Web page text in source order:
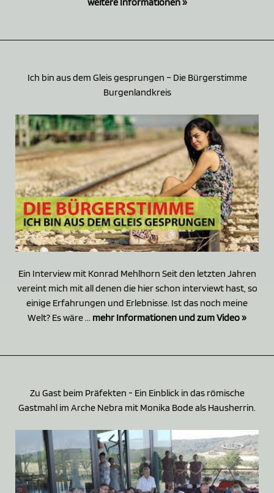
Ich bin aus dem Gleis gesprungen – Die Bürgerstimme
Burgenlandkreis
Ein Interview mit Konrad Mehlhorn Seit den letzten Jahren
vereint mich mit all denen die hier schon interviewt hast, so
einige Erfahrungen und Erlebnisse. Ist das noch meine
Welt? Es wäre ... mehr Informationen und zum Video »
Zu Gast beim Präfekten - Ein Einblick in das römische
Gastmahl im Arche Nebra mit Monika Bode als Hausherrin.